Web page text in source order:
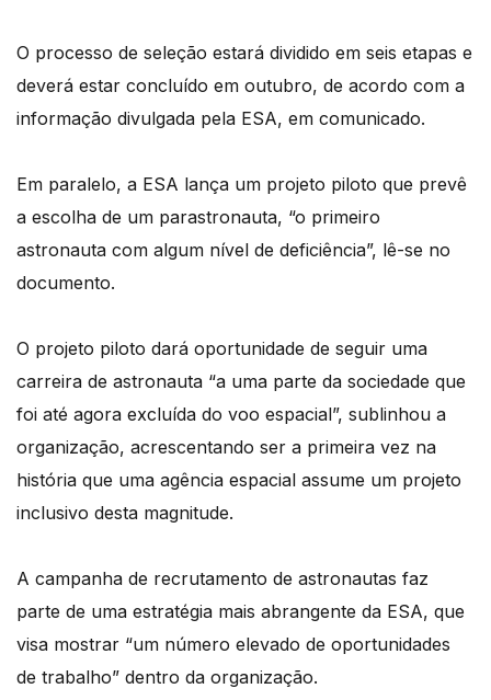
O processo de seleção estará dividido em seis etapas e
deverá estar concluído em outubro, de acordo com a
informação divulgada pela ESA, em comunicado.
Em paralelo, a ESA lança um projeto piloto que prevê
a escolha de um parastronauta, “o primeiro
astronauta com algum nível de deficiência”, lê-se no
documento.
O projeto piloto dará oportunidade de seguir uma
carreira de astronauta “a uma parte da sociedade que
foi até agora excluída do voo espacial”, sublinhou a
organização, acrescentando ser a primeira vez na
história que uma agência espacial assume um projeto
inclusivo desta magnitude.
A campanha de recrutamento de astronautas faz
parte de uma estratégia mais abrangente da ESA, que
visa mostrar “um número elevado de oportunidades
de trabalho” dentro da organização.